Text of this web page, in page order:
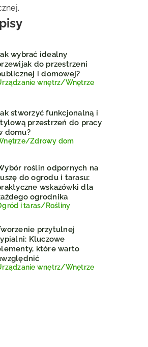
wybrać idealny
do przestrzeni
i domowej?
wnętrz/Wnętrze
stworzyć funkcjonalną i
przestrzeń do pracy
domu?
/Zdrowy dom
roślin odpornych na
do ogrodu i tarasu:
wskazówki dla
ogrodnika
i taras/Rośliny
przytulnej
Kluczowe
które warto
wnętrz/Wnętrze